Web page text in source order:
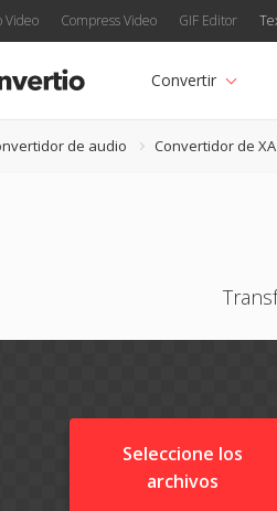
Video Compress Video GIF Editor
Convertir
de audio Convertidor de XA
Seleccione los
archivos